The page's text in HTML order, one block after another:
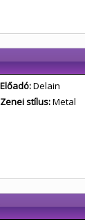
Előadó:Delain
Zenei stílus:Metal